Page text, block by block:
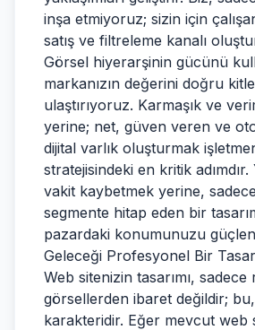
inşa etmiyoruz; sizin için
satış ve filtreleme kanalı
Görsel hiyerarşinin gücünü
markanızın değerini doğru
ulaştırıyoruz. Karmaşık ve
yerine; net, güven veren ve
dijital varlık oluşturmak
stratejisindeki en kritik adımdır.
vakit kaybetmek yerine,
segmente hitap eden bir
pazardaki konumunuzu
Geleceği Profesyonel Bir
Web sitenizin tasarımı,
görsellerden ibaret değildir; bu,
karakteridir. Eğer mevcut web